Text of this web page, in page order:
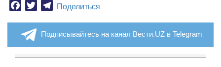
Facebook
TwitterTelegram
Поделиться
Подписывайтесь на канал Вести.UZ в Telegram